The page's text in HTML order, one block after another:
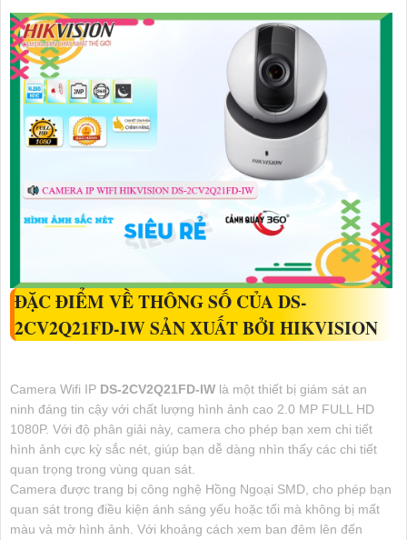
ĐẶC ĐIỂM VỀ THÔNG SỐ CỦADS-
2CV2Q21FD-IWSẢN XUẤT BỞI HIKVISION
Camera Wifi IP DS-2CV2Q21FD-IW là một thiết bị giám sát an
ninh đáng tin cậy với chất lượng hình ảnh cao 2.0 MP FULL HD
1080P. Với độ phân giải này, camera cho phép bạn xem chi tiết
hình ảnh cực kỳ sắc nét, giúp bạn dễ dàng nhìn thấy các chi tiết
quan trọng trong vùng quan sát.
Camera được trang bị công nghệ Hồng Ngoại SMD, cho phép bạn
quan sát trong điều kiện ánh sáng yếu hoặc tối mà không bị mất
màu và mờ hình ảnh. Với khoảng cách xem ban đêm lên đến